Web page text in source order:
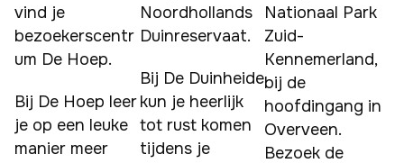
vind je
bezoekerscentr
um De Hoep.
Bij De Hoep leer
je op een leuke
manier meer
Noordhollands
Duinreservaat.
Bij De Duinheide
kun je heerlijk
tot rust komen
tijdens je
Nationaal Park
Zuid-
Kennemerland,
bij de
hoofdingang in
Overveen.
Bezoek de